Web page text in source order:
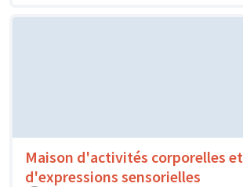
Maison d'activités corporelles et
d'expressions sensorielles